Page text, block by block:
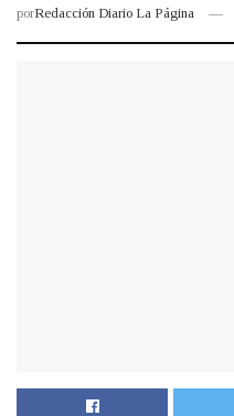
porRedacción Diario La Página